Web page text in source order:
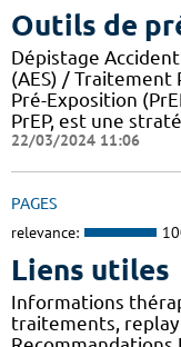
Outils de
Dépistage
(AES) / Traitement
Pré-Exposition
PrEP, est une
22/03/2024 11:06
PAGES
relevance:
Liens utiles
Informations
traitements, replay